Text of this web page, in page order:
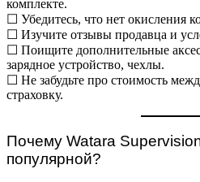
комплекте.
☐ Убедитесь, что нет окисления
☐ Изучите отзывы продавца и
☐ Поищите дополнительные
зарядное устройство, чехлы.
☐ Не забудьте про стоимость
страховку.
Почему Watara
популярной?